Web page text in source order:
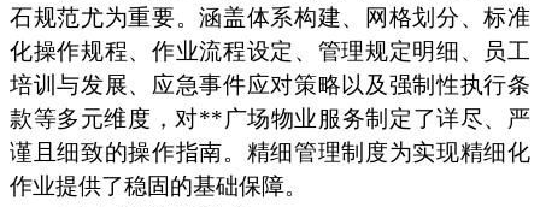
石规范尤为重要。涵盖体系构建、网格划分、标准
化操作规程、作业流程设定、管理规定明细、员工
培训与发展、应急事件应对策略以及强制性执行条
款等多元维度，对**广场物业服务制定了详尽、严
谨且细致的操作指南。精细管理制度为实现精细化
作业提供了稳固的基础保障。